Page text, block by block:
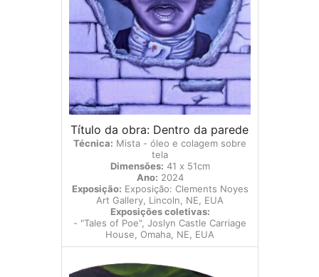
Título da obra: Dentro da parede
Técnica: Mista - óleo e colagem sobre
tela
Dimensões: 41 x 51cm
Ano: 2024
Exposição: Exposição: Clements Noyes
Art Gallery, Lincoln, NE, EUA
Exposições coletivas:
- "Tales of Poe", Joslyn Castle Carriage
House, Omaha, NE, EUA